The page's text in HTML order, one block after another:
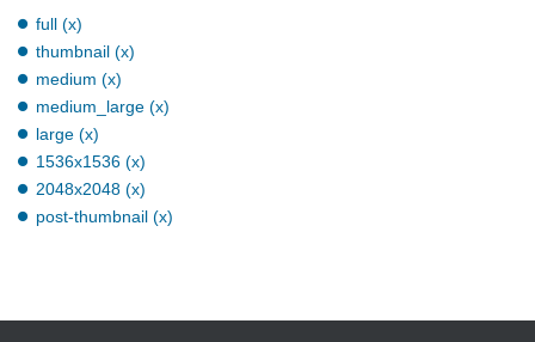
full (x)
thumbnail (x)
medium (x)
medium_large (x)
large (x)
1536x1536 (x)
2048x2048 (x)
post-thumbnail (x)